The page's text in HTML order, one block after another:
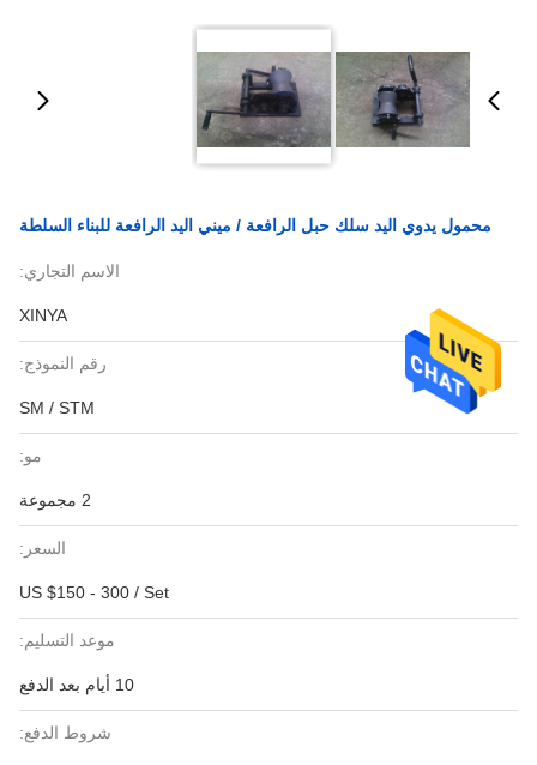
محمول يدوي اليد سلك حبل الرافعة / ميني اليد الرافعة للبناء السلطة
الاسم التجاري:
XINYA
رقم النموذج:
SM / STM
مو:
السعر:
US $150 - 300 / Set
موعد التسليم:
10 أيام بعد الدفع
شروط الدفع: